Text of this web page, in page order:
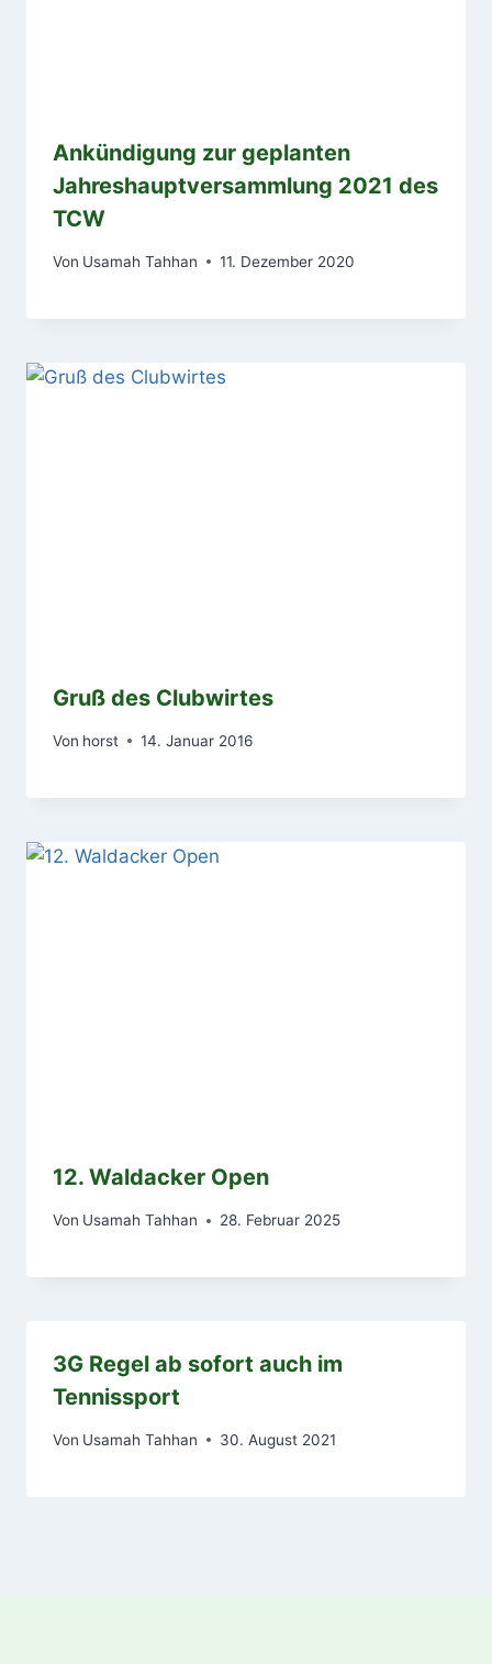
Ankündigung zur geplanten
Jahreshauptversammlung 2021 des
TCW
Von Usamah Tahhan 11. Dezember 2020
Gruß des Clubwirtes
Von horst 14. Januar 2016
12. Waldacker Open
Von Usamah Tahhan 28. Februar 2025
3G Regel ab sofort auch im
Tennissport
Von Usamah Tahhan 30. August 2021